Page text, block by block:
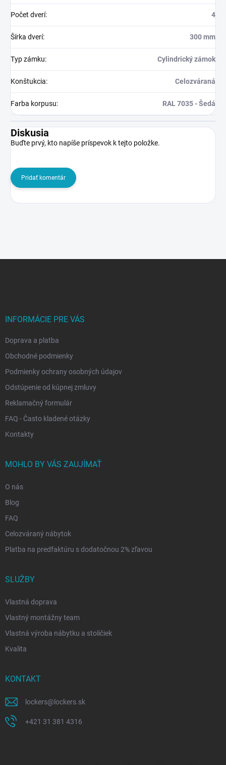
Počet dverí: 4
Šírka dverí: 300 mm
Typ zámku: Cylindrický zámok
Konštukcia: Celozváraná
Farba korpusu: RAL 7035 - Šedá
Diskusia
Buďte prvý, kto napíše príspevok k tejto položke.
Pridať komentár
INFORMÁCIE PRE VÁS
Doprava a platba
Obchodné podmienky
Podmienky ochrany osobných údajov
Odstúpenie od kúpnej zmluvy
Reklamačný formulár
FAQ - Často kladené otázky
Kontakty
MOHLO BY VÁS ZAUJÍMAŤ
O nás
Blog
FAQ
Celozváraný nábytok
Platba na predfaktúru s dodatočnou 2% zľavou
SLUŽBY
Vlastná doprava
Vlastný montážny team
Vlastná výroba nábytku a stoličiek
Kvalita
KONTAKT
lockers@ lockers.sk
+421 31 381 4316